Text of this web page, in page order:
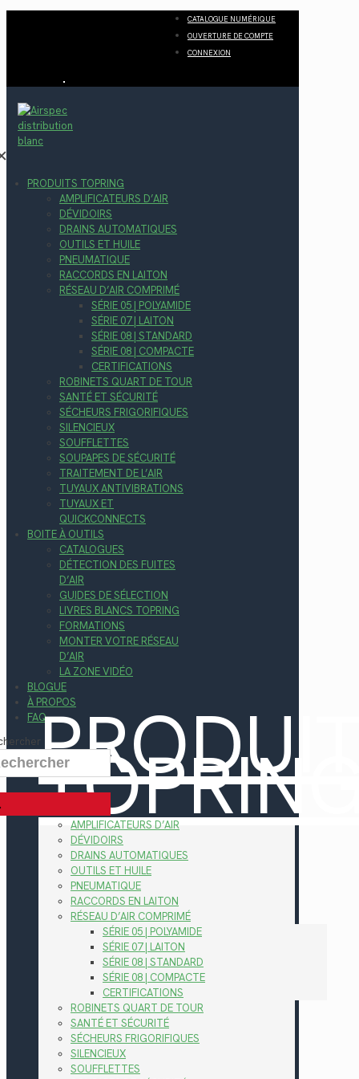
CATALOGUE NUMÉRIQUE
OUVERTURE DE COMPTE
CONNEXION
PRODUITS TOPRING
AMPLIFICATEURS D’AIR
DÉVIDOIRS
DRAINS AUTOMATIQUES
OUTILS ET HUILE
PNEUMATIQUE
RACCORDS EN LAITON
RÉSEAU D’AIR COMPRIMÉ
SÉRIE 05 | POLYAMIDE
SÉRIE 07 | LAITON
SÉRIE 08 | STANDARD
SÉRIE 08 | COMPACTE
CERTIFICATIONS
ROBINETS QUART DE TOUR
SANTÉ ET SÉCURITÉ
SÉCHEURS FRIGORIFIQUES
SILENCIEUX
SOUFFLETTES
SOUPAPES DE SÉCURITÉ
TRAITEMENT DE L’AIR
TUYAUX ANTIVIBRATIONS
TUYAUX ET
QUICKCONNECTS
BOITE À OUTILS
CATALOGUES
DÉTECTION DES FUITES
D’AIR
GUIDES DE SÉLECTION
LIVRES BLANCS TOPRING
FORMATIONS
MONTER VOTRE RÉSEAU
D’AIR
LA ZONE VIDÉO
BLOGUE
À PROPOS
FAQ
AMPLIFICATEURS D’AIR
DÉVIDOIRS
DRAINS AUTOMATIQUES
OUTILS ET HUILE
PNEUMATIQUE
RACCORDS EN LAITON
RÉSEAU D’AIR COMPRIMÉ
SÉRIE 05 | POLYAMIDE
SÉRIE 07 | LAITON
SÉRIE 08 | STANDARD
SÉRIE 08 | COMPACTE
CERTIFICATIONS
ROBINETS QUART DE TOUR
SANTÉ ET SÉCURITÉ
SÉCHEURS FRIGORIFIQUES
SILENCIEUX
SOUFFLETTES